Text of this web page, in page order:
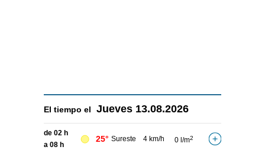
El tiempo el Jueves 13.08.2026
de 02 h
a 08 h
25° Sureste 4 km/h 0 l/m2